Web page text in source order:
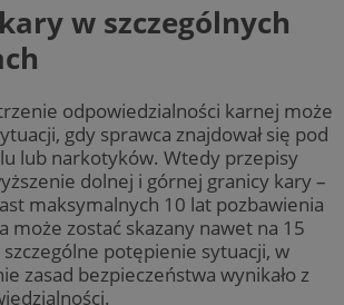
w szczególnych
odpowiedzialności karnej może
gdy sprawca znajdował się pod
lub narkotyków. Wtedy przepisy
dolnej i górnej granicy kary –
maksymalnych 10 lat pozbawienia
może zostać skazany nawet na 15
potępienie sytuacji, w
zasad bezpieczeństwa wynikało z